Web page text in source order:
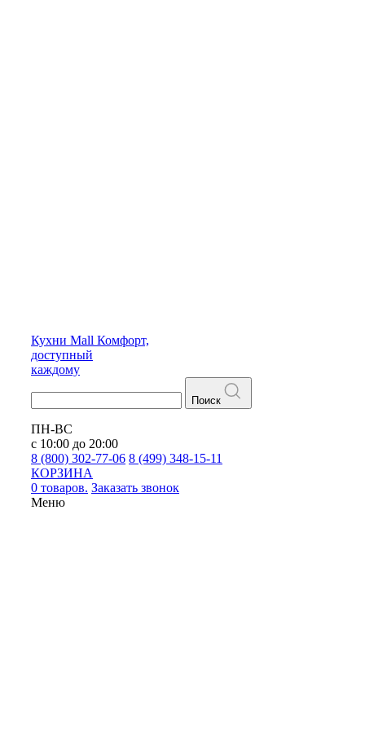
Кухни Mall Комфорт,
доступный
каждому
Поиск
ПН-ВС
с 10:00 до 20:00
8 (800) 302-77-06 8 (499) 348-15-11
КОРЗИНА
0 товаров. Заказать звонок
Меню